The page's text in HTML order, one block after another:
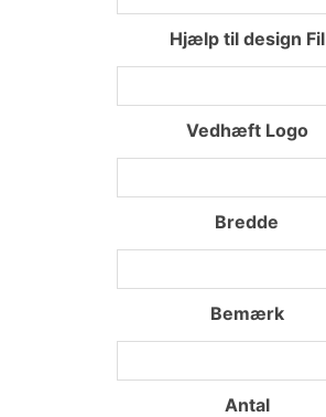
Hjælp til design Fil
Vedhæft Logo
Bredde
Bemærk
Antal